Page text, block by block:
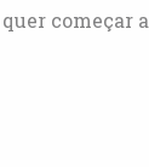
começar a